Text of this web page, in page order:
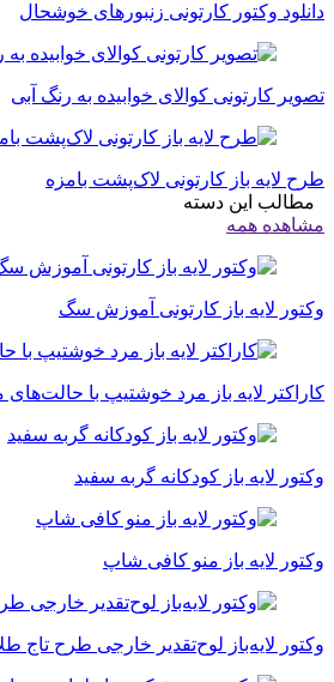
دانلود وکتور کارتونی زنبورهای خوشحال
تصویر کارتونی کوالای خوابیده به رنگ آبی
طرح لایه باز کارتونی لاک‌پشت بامزه
مطالب این دسته
مشاهده همه
وکتور لایه باز کارتونی آموزش سگ
کاراکتر لایه باز مرد خوشتیپ با
وکتور لایه باز کودکانه گربه سفید
وکتور لایه باز منو کافی شاپ
وکتور لایه‌باز لوح‌تقدیر خارجی طرح تاج